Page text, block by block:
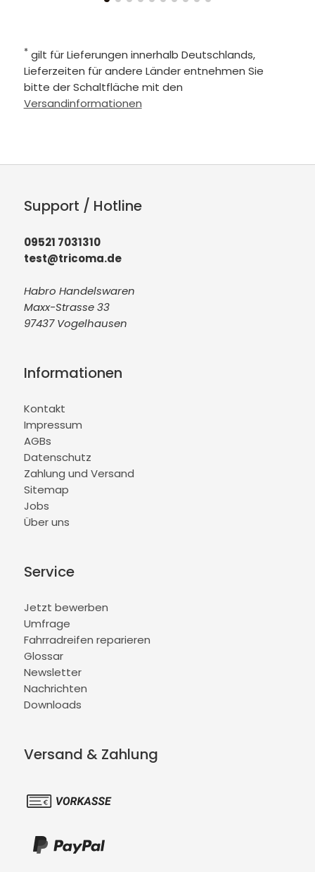
* gilt für Lieferungen innerhalb Deutschlands,
Lieferzeiten für andere Länder entnehmen Sie
bitte der Schaltfläche mit den
Versandinformationen
Support / Hotline
09521 7031310
test@tricoma.de
Habro Handelswaren
Maxx-Strasse 33
97437 Vogelhausen
Informationen
Kontakt
Impressum
AGBs
Datenschutz
Zahlung und Versand
Sitemap
Jobs
Über uns
Service
Jetzt bewerben
Umfrage
Fahrradreifen reparieren
Glossar
Newsletter
Nachrichten
Downloads
Versand & Zahlung